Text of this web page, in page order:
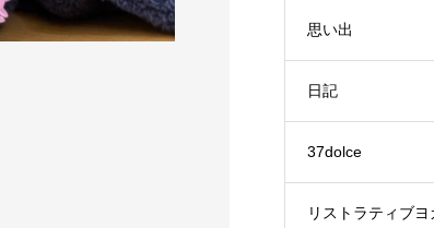
思い出
日記
37dolce
リストラティブヨ